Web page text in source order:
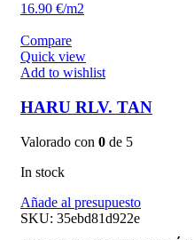
16.90 €/m2
Compare
Quick view
Add to wishlist
HARU RLV. TAN
Valorado con 0 de 5
In stock
Añade al presupuesto
SKU: 35ebd81d922e